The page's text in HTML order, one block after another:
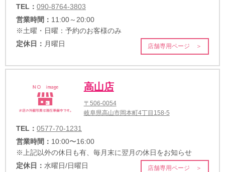
TEL： 090-8764-3803
営業時間： 11:00～20:00
※土曜・日曜：予約のお客様のみ
定休日： 月曜日 店舗専用ページ ＞
高山店
〒506-0054
岐阜県高山市岡本町4丁目158-5
TEL： 0577-70-1231
営業時間： 10:00〜16:00
※上記以外の休日も有、毎月末に翌月の休日をお知らせ
定休日： 水曜日/日曜日 店舗専用ページ ＞